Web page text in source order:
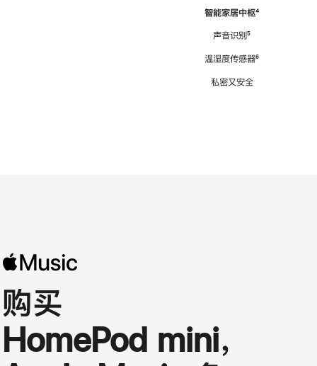
智能家居中枢脚
⁴
声音识别脚
⁵
温湿度传感器脚
⁶
私密又安全
购买
HomePod mini，